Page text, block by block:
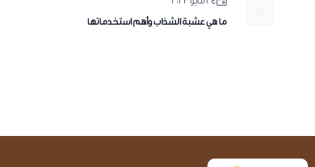
ما هي عشبة الشذاب وأهم استخدماتها